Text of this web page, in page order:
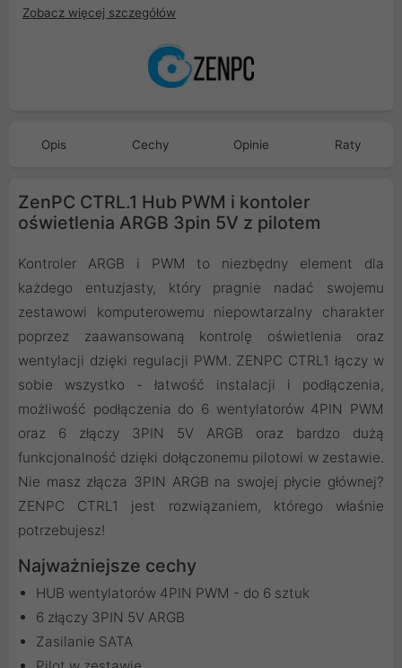
Zobacz więcej szczegółów
Opis Cechy Opinie Raty
ZenPC CTRL.1 Hub PWM i kontoler
oświetlenia ARGB 3pin 5V z pilotem
Kontroler ARGB i PWM to niezbędny element dla
każdego entuzjasty, który pragnie nadać swojemu
zestawowi komputerowemu niepowtarzalny charakter
poprzez zaawansowaną kontrolę oświetlenia oraz
wentylacji dzięki regulacji PWM. ZENPC CTRL1 łączy w
sobie wszystko - łatwość instalacji i podłączenia,
możliwość podłączenia do 6 wentylatorów 4PIN PWM
oraz 6 złączy 3PIN 5V ARGB oraz bardzo dużą
funkcjonalność dzięki dołączonemu pilotowi w zestawie.
Nie masz złącza 3PIN ARGB na swojej płycie głównej?
ZENPC CTRL1 jest rozwiązaniem, którego właśnie
potrzebujesz!
Najważniejsze cechy
HUB wentylatorów 4PIN PWM - do 6 sztuk
6 złączy 3PIN 5V ARGB
Zasilanie SATA